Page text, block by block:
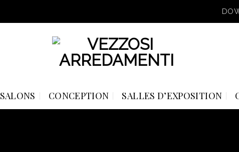
SALONS CONCEPTION SALLES D’EXPOSITION